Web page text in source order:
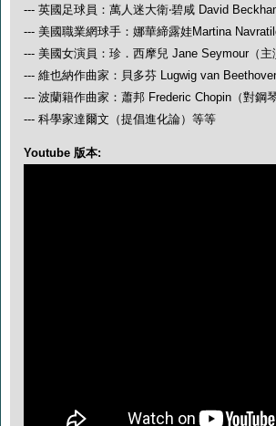
--- 英國足球員：萬人迷大衛‧碧咸 David
--- 美國職業網球手：娜華締露娃Martina
--- 美國女演員：珍．西摩兒 Jane Seymour（主
--- 維也納作曲家：貝多芬 Lugwig van
--- 波蘭籍作曲家：蕭邦 Frederic Chopin（對鋼
--- 科學家達爾文（提倡進化論）等等
Youtube 版本: